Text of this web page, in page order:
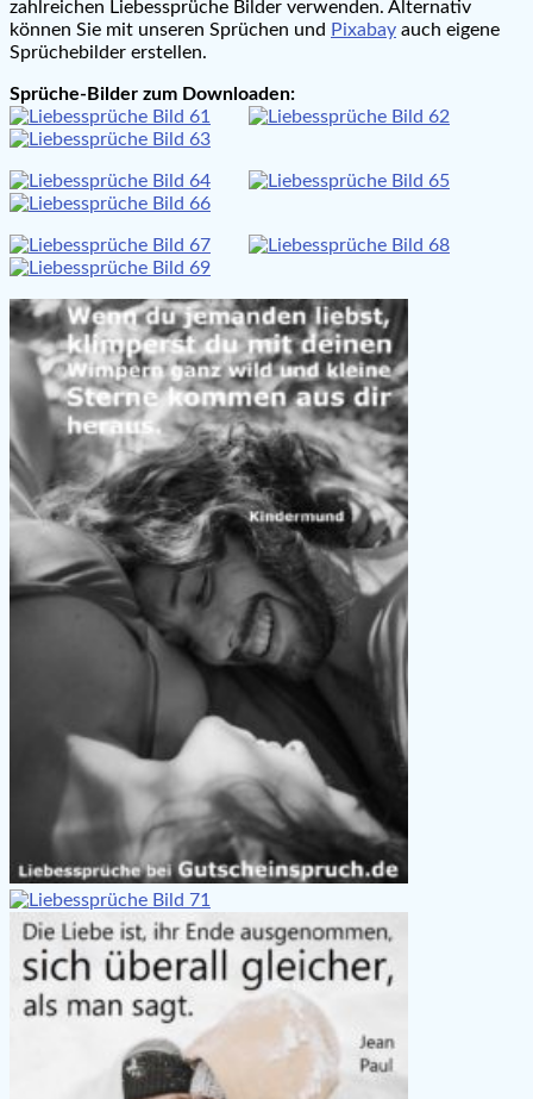
zahlreichen Liebessprüche Bilder verwenden. Alternativ
können Sie mit unseren Sprüchen und Pixabay auch eigene
Sprüchebilder erstellen.
Sprüche-Bilder zum Downloaden: